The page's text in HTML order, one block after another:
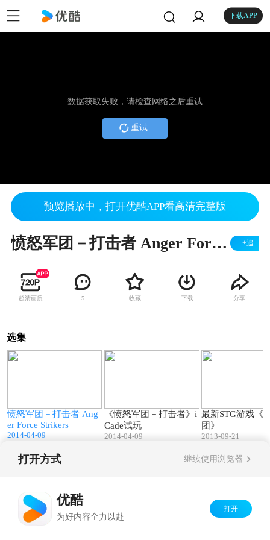
下载APP
数据获取失败，请检查网络之后重试
重试
预览播放中，打开优酷APP看高清完整版
愤怒军团－打击者 Anger Force Strikers +追
超清画质 5 收藏 下载 分享
选集
愤怒军团－打击者 Ang
er Force Strikers
2014-04-09
《愤怒军团－打击者》i
Cade试玩
2014-04-09
最新STG游戏《
团》
2013-09-21
打开方式 继续使用浏览器
优酷
为好内容全力以赴
打开